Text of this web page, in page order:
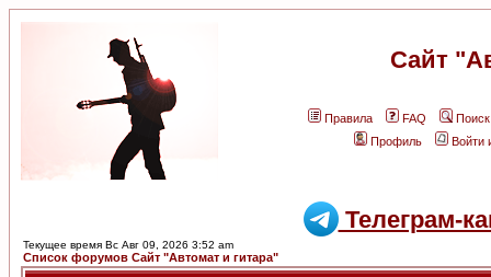
Сайт
Правила FAQ
Поиск
Профиль
Войти
Телеграм-
Текущее время Вс Авг 09, 2026 3:52 am
Список форумов Сайт "Автомат и гитара"